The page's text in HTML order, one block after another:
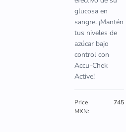
glucosa en
sangre. ¡Mantén
tus niveles de
azúcar bajo
control con
Accu-Chek
Active!
Price
MXN:
745